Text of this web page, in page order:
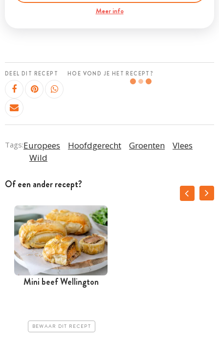
Meer info
DEEL DIT RECEPT HOE VOND JE HET RECEPT?
Tags:Europees Hoofdgerecht Groenten
Vlees
Wild
Of een ander recept?
Mini beef Wellington
BEWAAR DIT RECEPT